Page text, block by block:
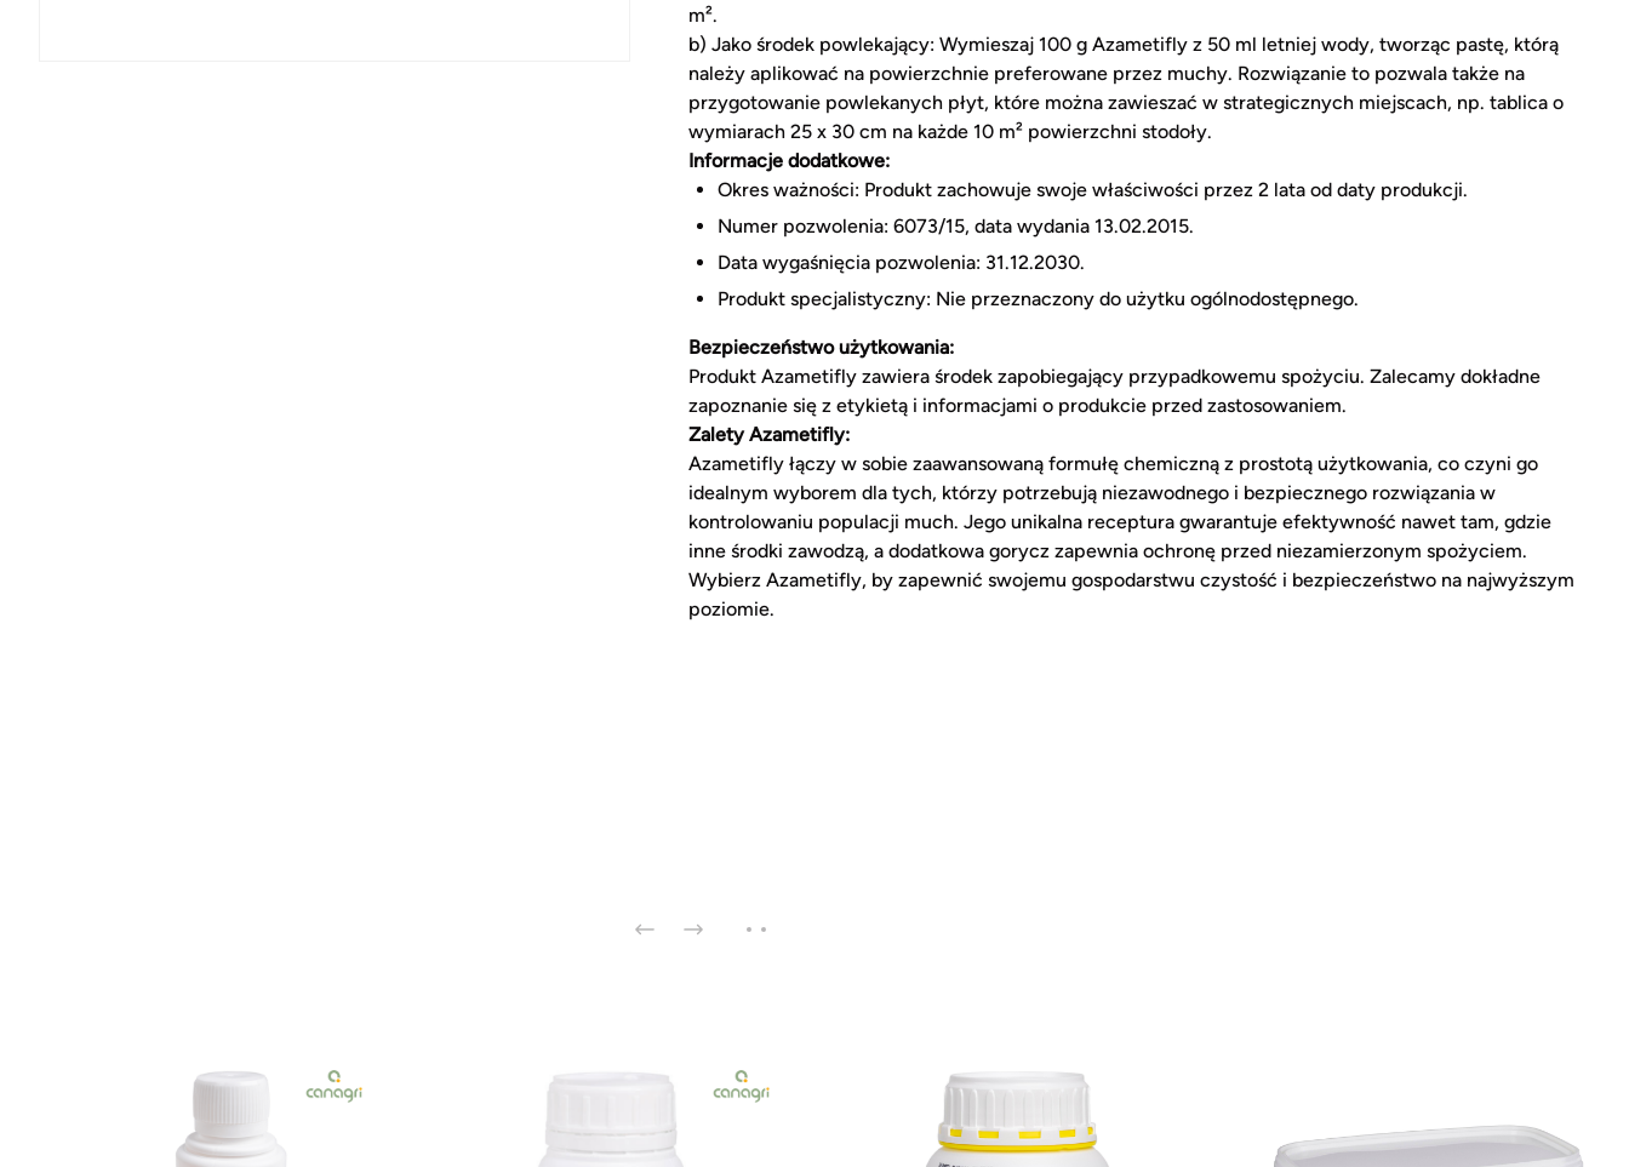
m².
b) Jako środek powlekający: Wymieszaj 100 g Azametifly z 50 ml letniej wody, tworząc pastę, którą
należy aplikować na powierzchnie preferowane przez muchy. Rozwiązanie to pozwala także na
przygotowanie powlekanych płyt, które można zawieszać w strategicznych miejscach, np. tablica o
wymiarach 25 x 30 cm na każde 10 m² powierzchni stodoły.
Informacje dodatkowe:
Okres ważności: Produkt zachowuje swoje właściwości przez 2 lata od daty produkcji.
Numer pozwolenia: 6073/15, data wydania 13.02.2015.
Data wygaśnięcia pozwolenia: 31.12.2030.
Produkt specjalistyczny: Nie przeznaczony do użytku ogólnodostępnego.
Bezpieczeństwo użytkowania:
Produkt Azametifly zawiera środek zapobiegający przypadkowemu spożyciu. Zalecamy dokładne
zapoznanie się z etykietą i informacjami o produkcie przed zastosowaniem.
Zalety Azametifly:
Azametifly łączy w sobie zaawansowaną formułę chemiczną z prostotą użytkowania, co czyni go
idealnym wyborem dla tych, którzy potrzebują niezawodnego i bezpiecznego rozwiązania w
kontrolowaniu populacji much. Jego unikalna receptura gwarantuje efektywność nawet tam, gdzie
inne środki zawodzą, a dodatkowa gorycz zapewnia ochronę przed niezamierzonym spożyciem.
Wybierz Azametifly, by zapewnić swojemu gospodarstwu czystość i bezpieczeństwo na najwyższym
poziomie.